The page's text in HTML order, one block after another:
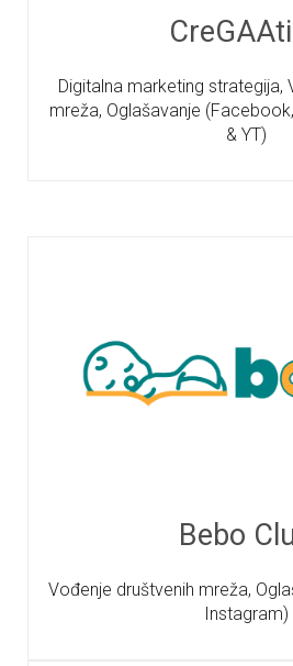
Digitalna marketing strategija,
mreža, Oglašavanje
& YT)
Bebo
Vođenje društvenih mreža,
Instagram)